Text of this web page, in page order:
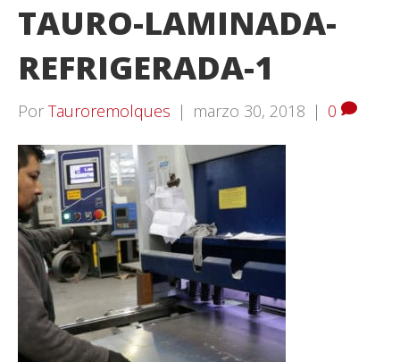
TAURO-LAMINADA-
REFRIGERADA-1
Por Tauroremolques | marzo 30, 2018 | 0